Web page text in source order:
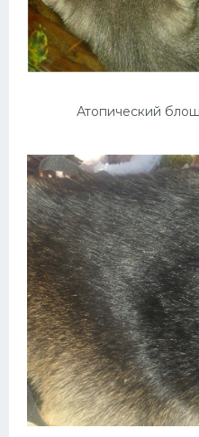
Атопический